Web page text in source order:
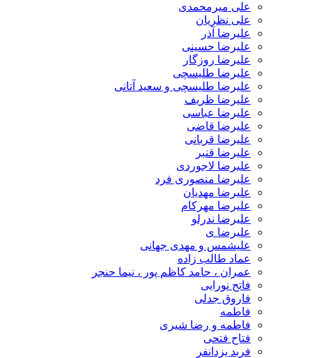
علی میرمحمدی
علی نظریان
علیرضا آذر
علیرضا حسینی
علیرضا روزگار
علیرضا طلیسچی
علیرضا طلیسچی و سعید آتانی
علیرضا ظریف
علیرضا عباسی
علیرضا قاضی
علیرضا قربانی
علیرضا قنبر
علیرضا لاجوردی
علیرضا منصوری فرد
علیرضا مهدیان
علیرضا مهرکام
علیرضا ندرلو
علیرضا ی
علیشمس و مهدی جهانی
عماد طالب زاده
عمران ، حامد کاظم پور ، نیما حنجر
فاتح نورایی
فاروق جدلی
فاطمه
فاطمه و رضا شیری
فتاح فتحی
فربد یزدانفر